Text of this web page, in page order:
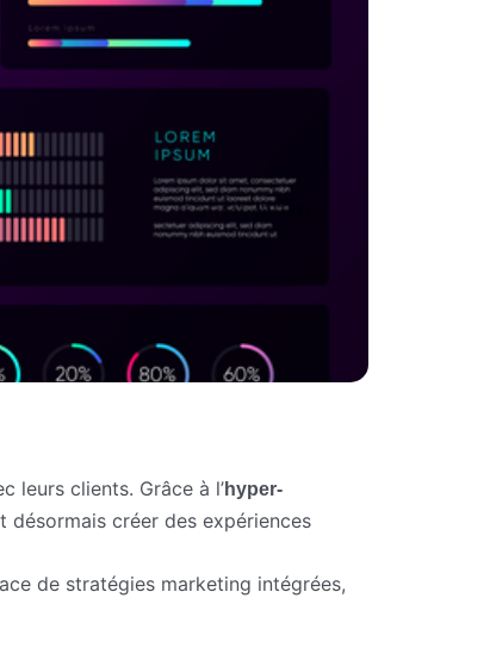
leurs clients. Grâce à l’hyper-
désormais créer des expériences
de stratégies marketing intégrées,